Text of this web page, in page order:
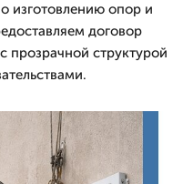
изготовлению опор и
договор
прозрачной структурой